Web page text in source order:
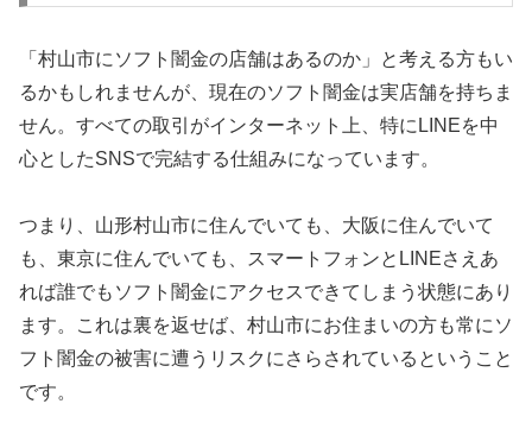
「村山市にソフト闇金の店舗はあるのか」と考える方もい
るかもしれませんが、現在のソフト闇金は実店舗を持ちま
せん。すべての取引がインターネット上、特にLINEを中
心としたSNSで完結する仕組みになっています。
つまり、山形村山市に住んでいても、大阪に住んでいて
も、東京に住んでいても、スマートフォンとLINEさえあ
れば誰でもソフト闇金にアクセスできてしまう状態にあり
ます。これは裏を返せば、村山市にお住まいの方も常にソ
フト闇金の被害に遭うリスクにさらされているということ
です。